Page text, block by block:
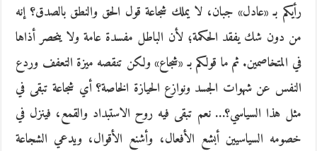
رأيكم بـ «عادل» جبان، لا يملك شجاعة قول الحق والنطق بالصدق؟ إنه
من دون شك يفقد الحكمة؛ لأن الباطل مفسدة عامة ولا ينحصر أذاها
في المتخاصمين. ثم ما قولكم بـ «شجاع» ولكن تنقصه ميزة التعفف وردع
النفس عن شهوات الجسد ونوازع الحيازة الخاصة؟ أي شجاعة تبقى في
مثل هذا السياسي؟… نعم تبقى فيه روح الاستبداد والقمع، فينزل في
خصومه السياسيين أبشع الأفعال، وأشنع الأقوال، ويدعي الشجاعة